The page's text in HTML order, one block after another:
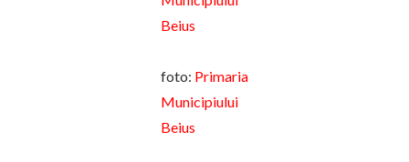
Beius
foto: Primaria
Municipiului
Beius